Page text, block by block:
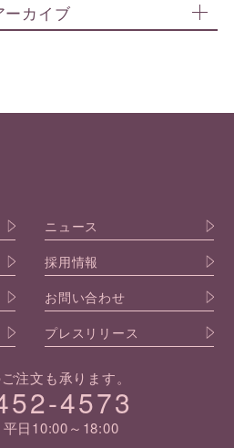
ーカイブ
ニュース
採用情報
お問い合わせ
プレスリリース
注文も承ります。
4573
日10:00～18:00